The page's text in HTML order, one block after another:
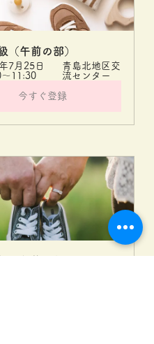
（午前の部）
7月25日
～11:30
青島北地区交
流センター
今すぐ登録